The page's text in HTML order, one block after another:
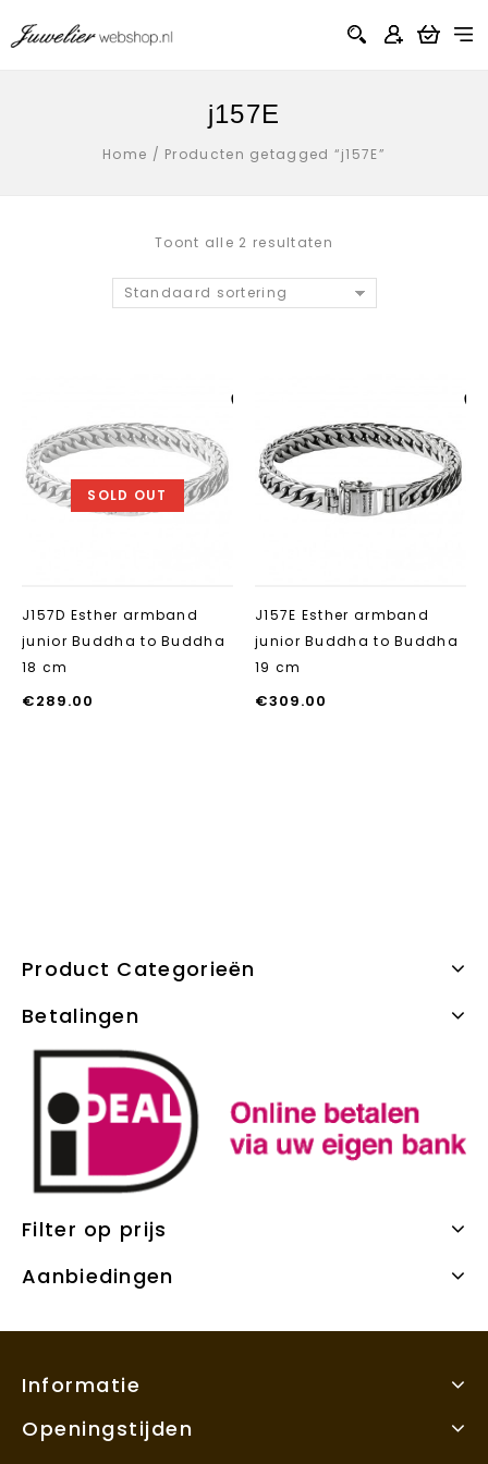
j157E
Home / Producten getagged “j157E”
Toont alle 2 resultaten
Standaard sortering
SOLD OUT
J157D Esther armband
junior Buddha to Buddha
18 cm
€289.00
J157E Esther armband
junior Buddha to Buddha
19 cm
€309.00
Product Categorieën
Betalingen
Filter op prijs
Aanbiedingen
Informatie
Openingstijden